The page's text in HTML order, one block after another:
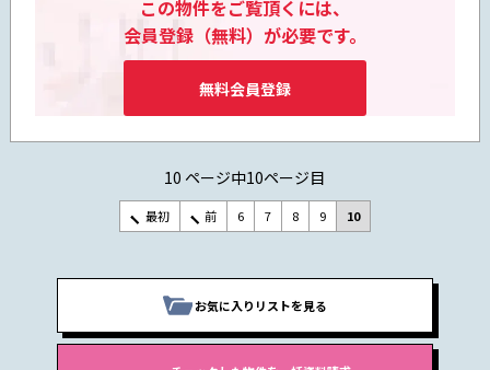
この物件をご覧頂くには、
会員登録（無料）が必要です。
無料会員登録
10 ページ中10ページ目
最初 前 6 7 8 9 10
お気に入りリストを見る